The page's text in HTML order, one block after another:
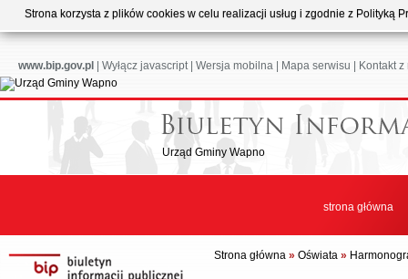
Strona korzysta z plików cookies w celu realizacji usług i zgodnie z
www.bip.gov.pl Wyłącz javascript| Wersja mobilna Mapa serwisu Kontakt
Urząd Gminy Wapno
strona główna
Strona główna » Oświata »